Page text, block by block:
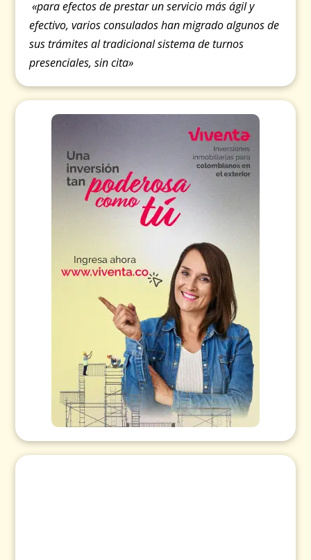
«para efectos de prestar un servicio más ágil y
efectivo, varios consulados han migrado algunos de
sus trámites al tradicional sistema de turnos
presenciales, sin cita»